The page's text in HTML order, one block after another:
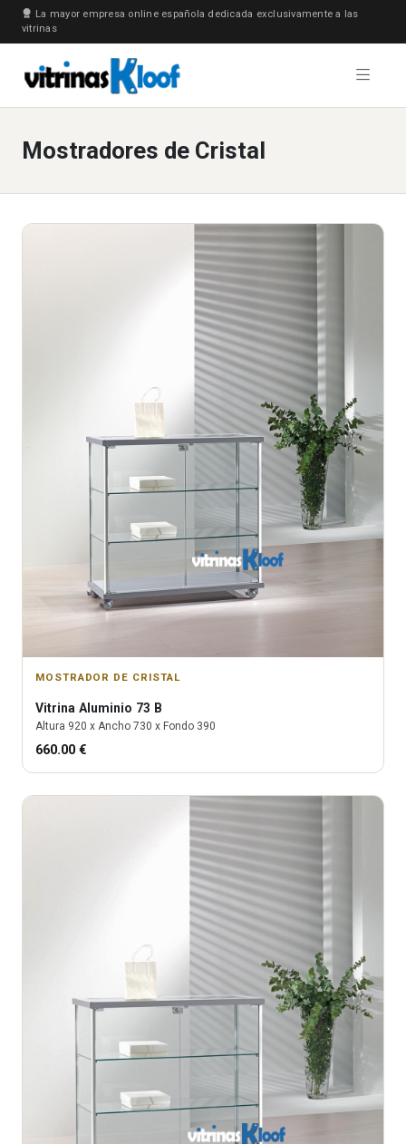
La mayor empresa online española dedicada exclusivamente a las
vitrinas
Mostradores de Cristal
MOSTRADOR DE CRISTAL
Vitrina Aluminio 73 B
Altura 920 x Ancho 730 x Fondo 390
660.00 €